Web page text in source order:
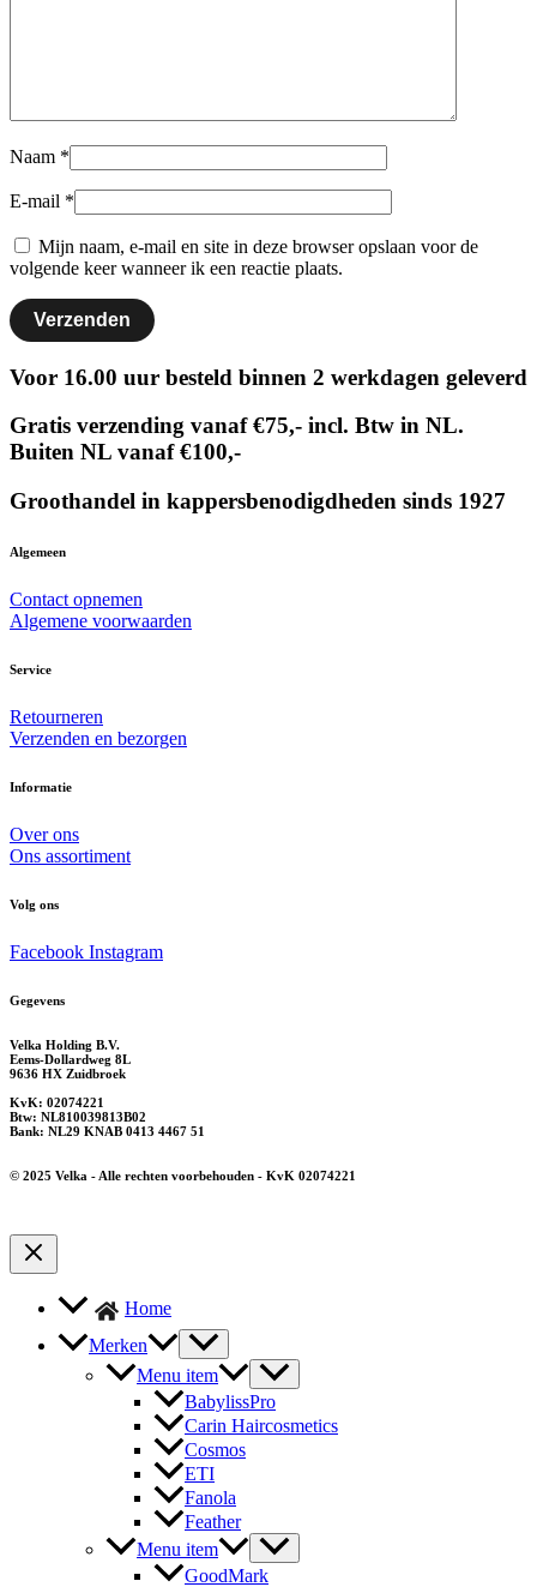
Naam *
E-mail *
Mijn naam, e-mail en site in deze browser opslaan voor de
volgende keer wanneer ik een reactie plaats.
Voor 16.00 uur besteld binnen 2 werkdagen geleverd
Gratis verzending vanaf €75,- incl. Btw in NL.
Buiten NL vanaf €100,-
Groothandel in kappersbenodigdheden sinds 1927
Algemeen
Contact opnemen
Algemene voorwaarden
Service
Retourneren
Verzenden en bezorgen
Informatie
Over ons
Ons assortiment
Volg ons
Facebook Instagram
Gegevens
Velka Holding B.V.
Eems-Dollardweg 8L
9636 HX Zuidbroek
KvK: 02074221
Btw: NL810039813B02
Bank: NL29 KNAB 0413 4467 51
© 2025 Velka - Alle rechten voorbehouden - KvK 02074221
Home
Merken
Menu item
BabylissPro
Carin Haircosmetics
Cosmos
ETI
Fanola
Feather
Menu item
GoodMark